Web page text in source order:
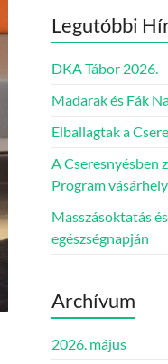
Legutóbbi
DKA Tábor 2026.
Madarak és Fák
Elballagtak a
A Cseresnyésben
Program
Masszásoktatás
egészségnapján
Archívum
2026. május